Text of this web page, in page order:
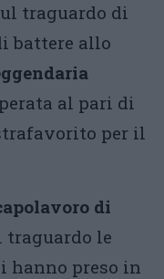
traguardo di
battere allo
al pari di
per il
di
traguardo le
hanno preso in